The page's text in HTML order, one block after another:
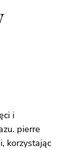
i
pierre
korzystając